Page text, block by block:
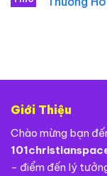
Giới Thiệu
Chào mừng bạn
- điểm đến lý